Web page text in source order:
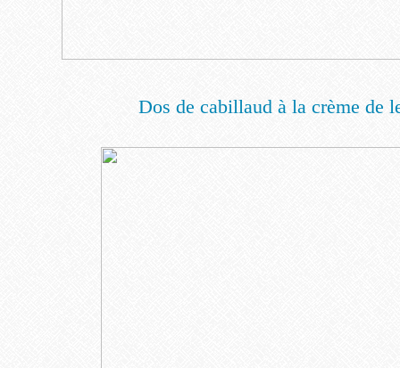
Dos de cabillaud à la crème de